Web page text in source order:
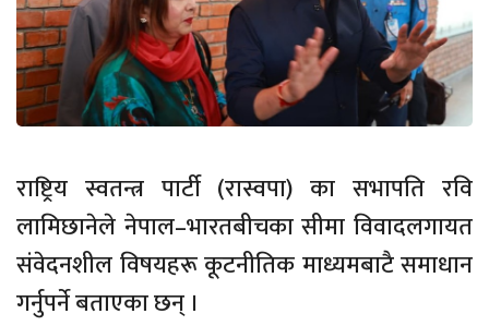
राष्ट्रिय स्वतन्त्र पार्टी (रास्वपा) का सभापति रवि
लामिछानेले नेपाल–भारतबीचका सीमा विवादलगायत
संवेदनशील विषयहरू कूटनीतिक माध्यमबाटै समाधान
गर्नुपर्ने बताएका छन् ।